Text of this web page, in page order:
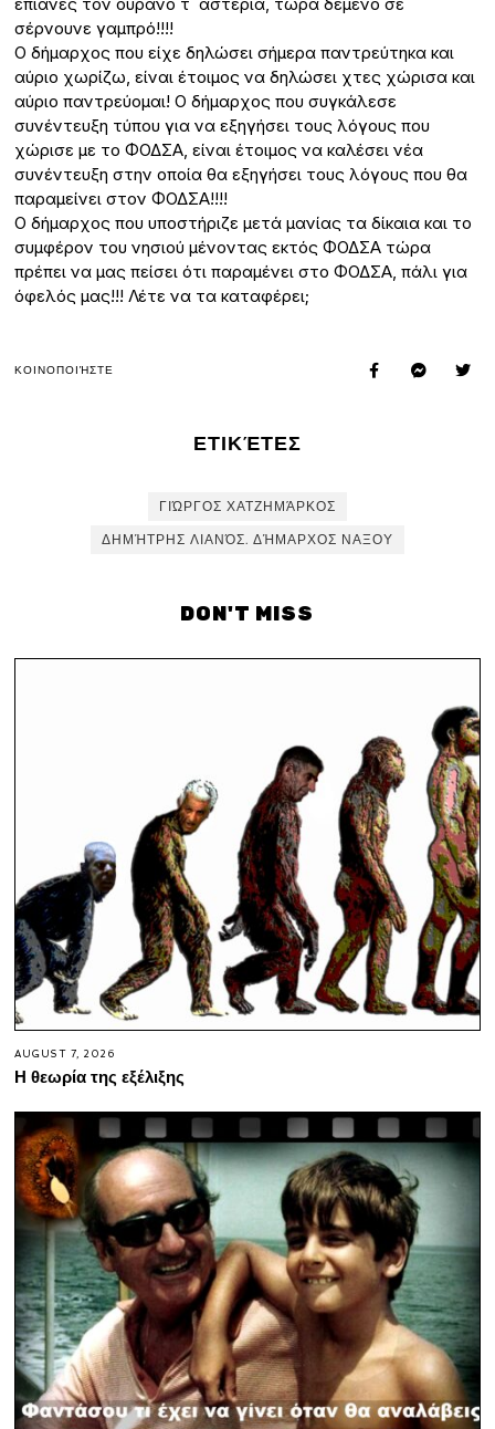
σέρνουνε γαμπρό!!!!
Ο δήμαρχος που είχε δηλώσει σήμερα παντρεύτηκα και
αύριο χωρίζω, είναι έτοιμος να δηλώσει χτες χώρισα και
αύριο παντρεύομαι! Ο δήμαρχος που συγκάλεσε
συνέντευξη τύπου για να εξηγήσει τους λόγους που
χώρισε με το ΦΟΔΣΑ, είναι έτοιμος να καλέσει νέα
συνέντευξη στην οποία θα εξηγήσει τους λόγους που θα
παραμείνει στον ΦΟΔΣΑ!!!!
Ο δήμαρχος που υποστήριζε μετά μανίας τα δίκαια και το
συμφέρον του νησιού μένοντας εκτός ΦΟΔΣΑ τώρα
πρέπει να μας πείσει ότι παραμένει στο ΦΟΔΣΑ, πάλι για
όφελός μας!!! Λέτε να τα καταφέρει;
ΚΟΙΝΟΠΟΙΉΣΤΕ
ΕΤΙΚΈΤΕΣ
ΓΙΏΡΓΟΣ ΧΑΤΖΗΜΆΡΚΟΣ
ΔΗΜΉΤΡΗΣ ΛΙΑΝΌΣ. ΔΉΜΑΡΧΟΣ ΝΑΞΟΥ
DON'T MISS
AUGUST 7, 2026
Η θεωρία της εξέλιξης